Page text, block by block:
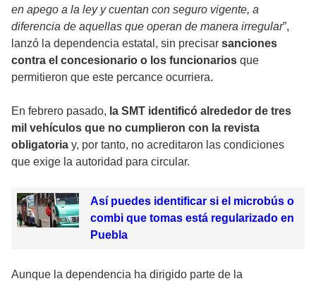
en apego a la ley y cuentan con seguro vigente, a
diferencia de aquellas que operan de manera irregular”,
lanzó la dependencia estatal, sin precisar sanciones
contra el concesionario o los funcionarios que
permitieron que este percance ocurriera.
En febrero pasado, la SMT identificó alrededor de tres
mil vehículos que no cumplieron con la revista
obligatoria y, por tanto, no acreditaron las condiciones
que exige la autoridad para circular.
Así puedes identificar si el microbús o
combi que tomas está regularizado en
Puebla
Aunque la dependencia ha dirigido parte de la